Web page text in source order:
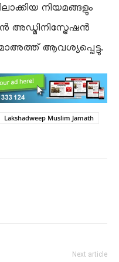
നിയമങ്ങളും
അഡ്മിനിസ്ട്രേഷൻ
ആവശ്യപ്പെട്ടു.
Lakshadweep Muslim Jamath
Next article